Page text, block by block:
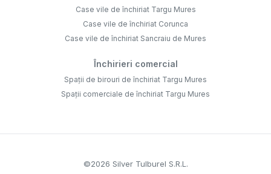
Case vile de închiriat Targu Mures
Case vile de închiriat Corunca
Case vile de închiriat Sancraiu de Mures
Închirieri comercial
Spații de birouri de închiriat Targu Mures
Spații comerciale de închiriat Targu Mures
©2026 Silver Tulburel S.R.L.